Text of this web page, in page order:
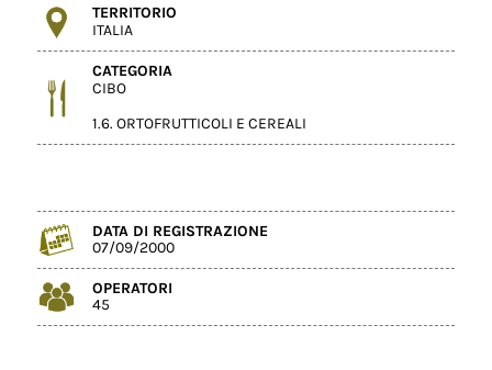
TERRITORIO
ITALIA
CATEGORIA
CIBO
1.6. ORTOFRUTTICOLI E CEREALI
DATA DI REGISTRAZIONE
07/09/2000
OPERATORI
45